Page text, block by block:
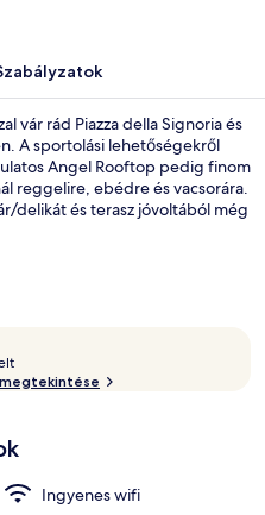
vár rád Piazza della Signoria és
A sportolási lehetőségekről
Angel Rooftop pedig finom
reggelire, ebédre és vacsorára.
delikát és terasz jóvoltából még
sétával megközelíthető a
9 perc, Valfonda - Stazione
pedig 11 perc séta.
z
t
z
ó
megtekintése
Ingyenes wifi